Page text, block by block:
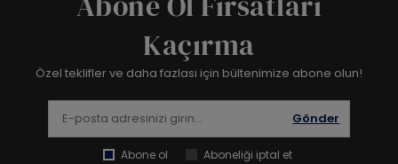
Kaçırma
Özel teklifler ve daha fazlası için bültenimize abone olun!
Gönder
Abone ol Aboneliği iptal et